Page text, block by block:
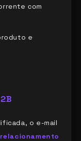
com
e
o e-mail
relacionamento